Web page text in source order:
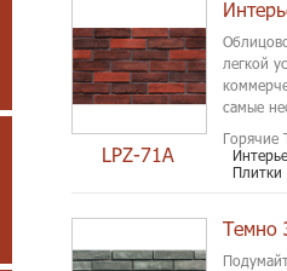
LPZ-71A
легкой
самые
Горячие
Плитки
Темно